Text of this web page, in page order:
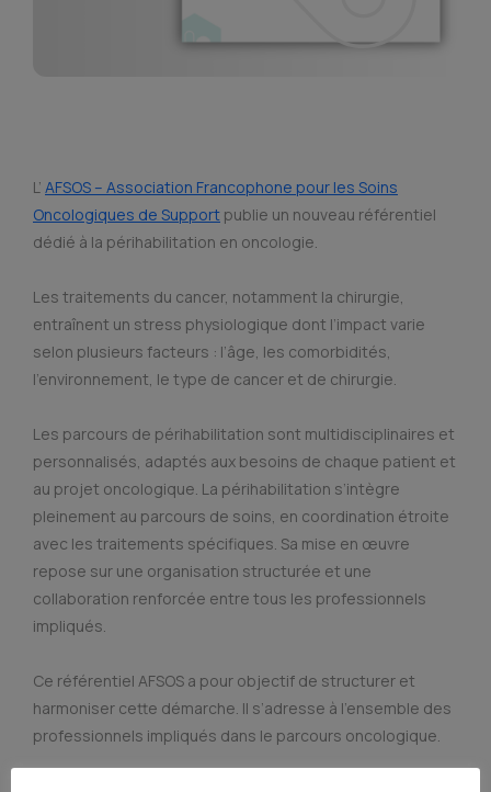
L’ AFSOS – Association Francophone pour les Soins
Oncologiques de Support publie un nouveau référentiel
dédié à la périhabilitation en oncologie.
Les traitements du cancer, notamment la chirurgie,
entraînent un stress physiologique dont l’impact varie
selon plusieurs facteurs : l’âge, les comorbidités,
l’environnement, le type de cancer et de chirurgie.
Les parcours de périhabilitation sont multidisciplinaires et
personnalisés, adaptés aux besoins de chaque patient et
au projet oncologique. La périhabilitation s’intègre
pleinement au parcours de soins, en coordination étroite
avec les traitements spécifiques. Sa mise en œuvre
repose sur une organisation structurée et une
collaboration renforcée entre tous les professionnels
impliqués.
Ce référentiel AFSOS a pour objectif de structurer et
harmoniser cette démarche. Il s’adresse à l’ensemble des
professionnels impliqués dans le parcours oncologique.